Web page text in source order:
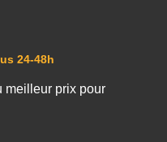
24-48h
meilleur prix pour